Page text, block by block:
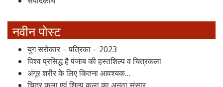
नवीन पोस्ट
युग सरोकार – पत्रिका – 2023
विश्व प्रसिद्ध है पंजाब की हस्तशिल्प व चित्रकला
अंगूर शरीर के लिए कितना आवश्यक…